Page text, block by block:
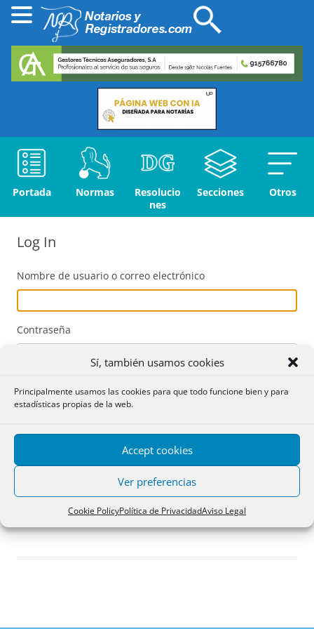
Sí, también usamos cookies
Principalmente usamos las cookies para que todo funcione bien y para
estadísticas propias de la web.
Accept cookies
Ver preferencias
Cookie PolicyPolítica de PrivacidadAviso Legal
Portada Normas
Resolucio
nes
Secciones Otros
Log In
Nombre de usuario o correo electrónico
Contraseña
Acceder
Registro
¿Has olvidado tu contraseña?